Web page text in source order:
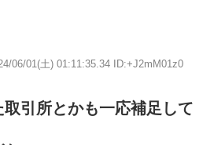
06/01(土) 01:11:35.34 ID:+J2mM01z0
引所とかも一応補足して